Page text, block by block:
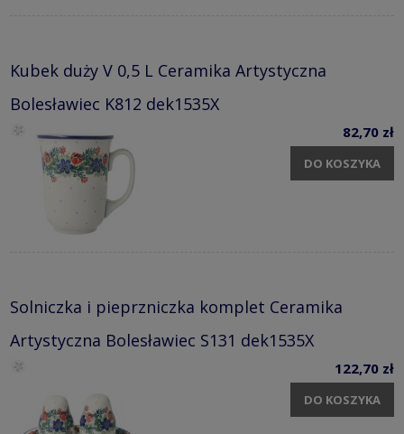
Kubek duży V 0,5 L Ceramika Artystyczna
Bolesławiec K812 dek1535X
82,70 zł
DO KOSZYKA
Solniczka i pieprzniczka komplet Ceramika
Artystyczna Bolesławiec S131 dek1535X
122,70 zł
DO KOSZYKA